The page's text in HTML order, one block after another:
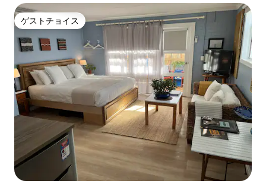
ゲストチョイス
ゲストチョイス